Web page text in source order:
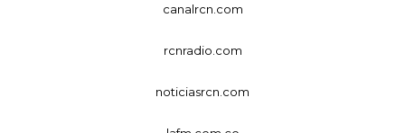
canalrcn.com
rcnradio.com
noticiasrcn.com